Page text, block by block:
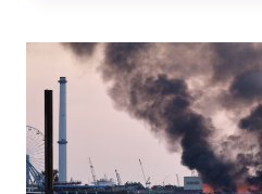
IN
WATER,
POLITIE
ONDERZOEKT
INCIDENT
AAN